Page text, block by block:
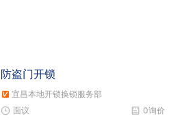
防盗门开锁
宜昌本地开锁换锁服务部
0询价
面议